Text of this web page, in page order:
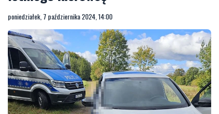
poniedziałek, 7 października 2024, 14:00